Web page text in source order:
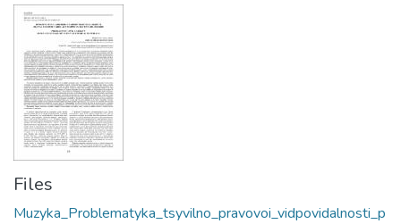
Files
Muzyka_Problematyka_tsyvilno_pravovoi_vidpovidalnosti_p